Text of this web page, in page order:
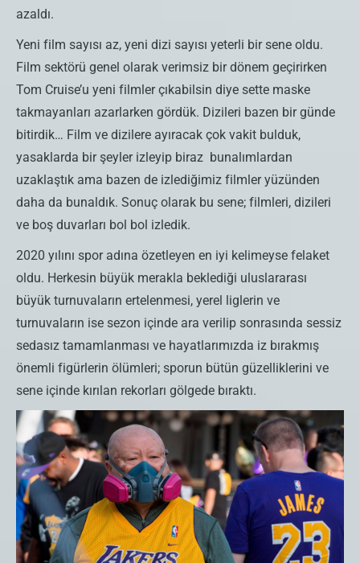
azaldı.
Yeni film sayısı az, yeni dizi sayısı yeterli bir sene oldu.
Film sektörü genel olarak verimsiz bir dönem geçirirken
Tom Cruise’u yeni filmler çıkabilsin diye sette maske
takmayanları azarlarken gördük. Dizileri bazen bir günde
bitirdik… Film ve dizilere ayıracak çok vakit bulduk,
yasaklarda bir şeyler izleyip biraz bunalımlardan
uzaklaştık ama bazen de izlediğimiz filmler yüzünden
daha da bunaldık. Sonuç olarak bu sene; filmleri, dizileri
ve boş duvarları bol bol izledik.
2020 yılını spor adına özetleyen en iyi kelimeyse felaket
oldu. Herkesin büyük merakla beklediği uluslararası
büyük turnuvaların ertelenmesi, yerel liglerin ve
turnuvaların ise sezon içinde ara verilip sonrasında sessiz
sedasız tamamlanması ve hayatlarımızda iz bırakmış
önemli figürlerin ölümleri; sporun bütün güzelliklerini ve
sene içinde kırılan rekorları gölgede bıraktı.